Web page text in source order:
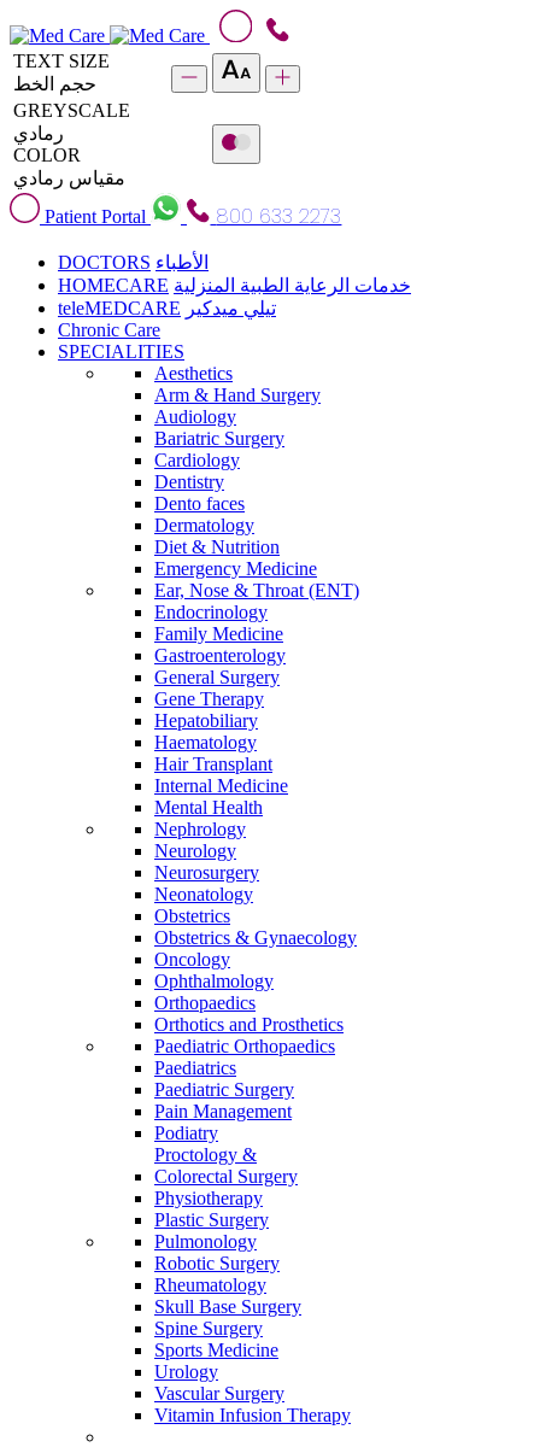
TEXT SIZE
حجم الخط
GREYSCALE
رمادي
COLOR
مقياس رمادي
Patient Portal
800 633 2273
DOCTORS الأطباء
HOMECARE خدمات الرعاية الطبية المنزلية
teleMEDCARE تيلي ميدكير
Chronic Care
SPECIALITIES
Aesthetics
Arm & Hand Surgery
Audiology
Bariatric Surgery
Cardiology
Dentistry
Dento faces
Dermatology
Diet & Nutrition
Emergency Medicine
Ear, Nose & Throat (ENT)
Endocrinology
Family Medicine
Gastroenterology
General Surgery
Gene Therapy
Hepatobiliary
Haematology
Hair Transplant
Internal Medicine
Mental Health
Nephrology
Neurology
Neurosurgery
Neonatology
Obstetrics
Obstetrics & Gynaecology
Oncology
Ophthalmology
Orthopaedics
Orthotics and Prosthetics
Paediatric Orthopaedics
Paediatrics
Paediatric Surgery
Pain Management
Podiatry
Proctology &
Colorectal Surgery
Physiotherapy
Plastic Surgery
Pulmonology
Robotic Surgery
Rheumatology
Skull Base Surgery
Spine Surgery
Sports Medicine
Urology
Vascular Surgery
Vitamin Infusion Therapy